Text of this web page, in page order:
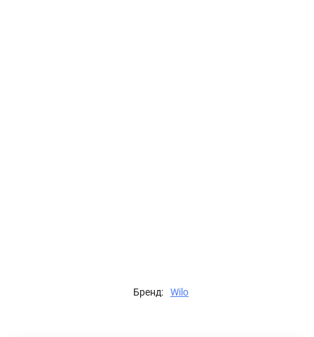
Бренд: Wilo